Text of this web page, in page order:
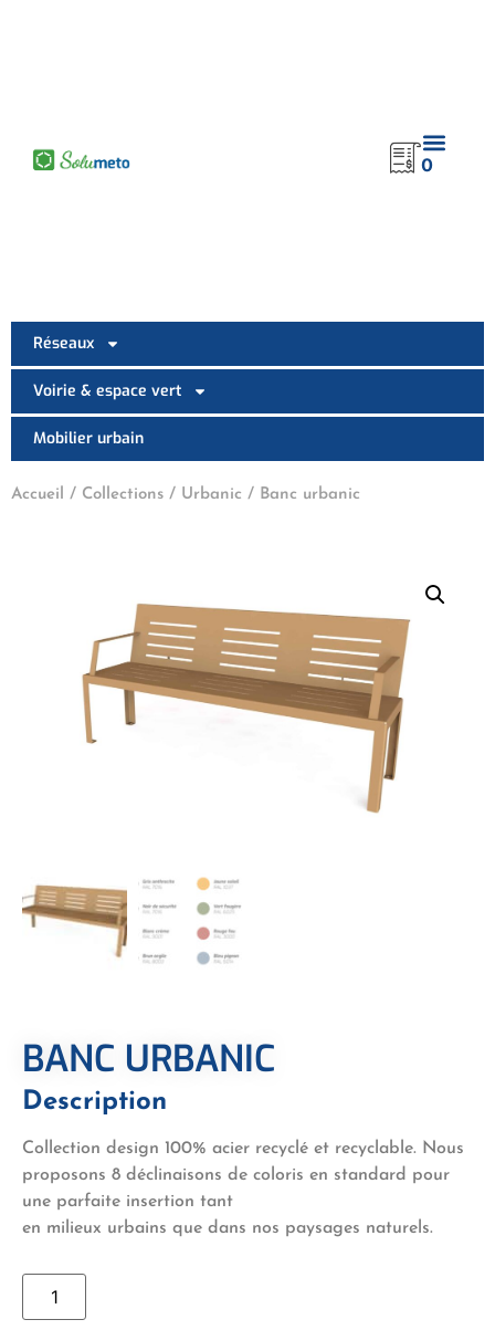
0
Réseaux
Voirie & espace vert
Mobilier urbain
Accueil / Collections / Urbanic / Banc urbanic
BANC URBANIC
Description
Collection design 100% acier recyclé et recyclable. Nous
proposons 8 déclinaisons de coloris en standard pour
une parfaite insertion tant
en milieux urbains que dans nos paysages naturels.